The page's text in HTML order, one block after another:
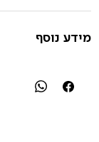
מידע נוסף